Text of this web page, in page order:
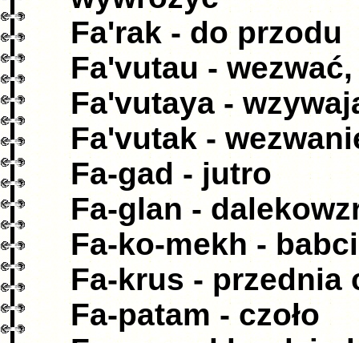
Fa'rak - do przodu
Fa'vutau -
Fa'vutaya -
Fa'vutak -
Fa-gad - jutro
Fa-glan -
Fa-ko-mekh -
Fa-krus - przednia
Fa-patam - czoło